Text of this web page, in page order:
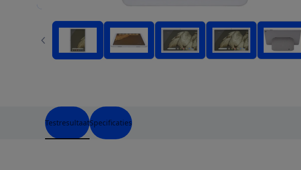
TestresultaatSpecificaties